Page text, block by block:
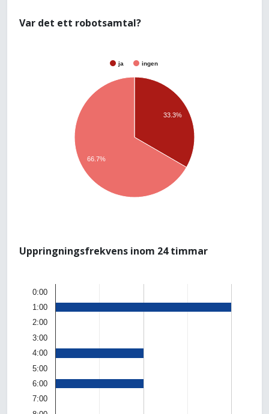
Var det ett robotsamtal?
ja ingen
33.3%
66.7%
Uppringningsfrekvens inom 24 timmar
0:00
1:00
2:00
3:00
4:00
5:00
6:00
7:00